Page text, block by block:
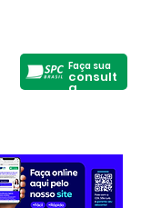
Faça sua
consult
a